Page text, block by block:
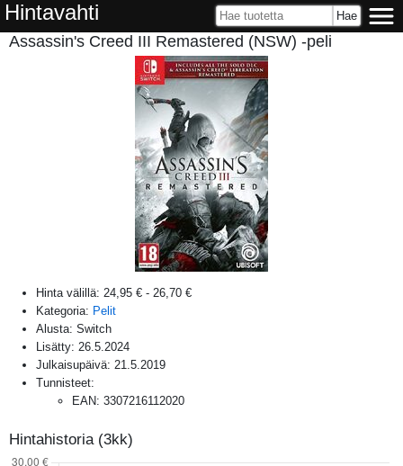
Hintavahti
Assassin's Creed III Remastered (NSW) -peli
Hinta välillä: 24,95 € - 26,70 €
Kategoria: Pelit
Alusta: Switch
Lisätty: 26.5.2024
Julkaisupäivä: 21.5.2019
Tunnisteet:
EAN: 3307216112020
Hintahistoria (3kk)